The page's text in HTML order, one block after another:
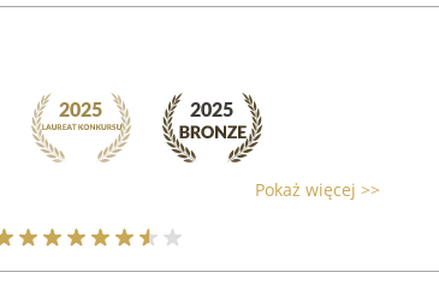
Pokaż więcej >>